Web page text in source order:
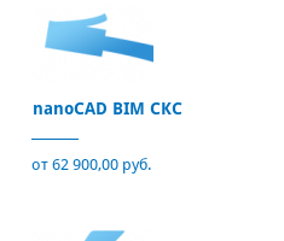
nanoCAD BIM СКС
от 62 900,00 руб.